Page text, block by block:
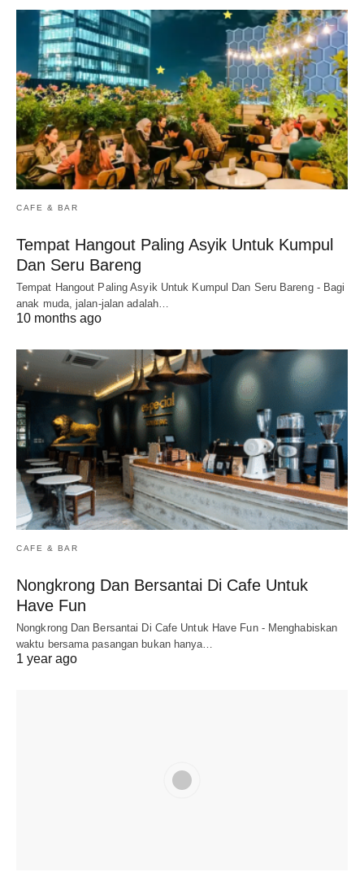
CAFE & BAR
Tempat Hangout Paling Asyik Untuk Kumpul
Dan Seru Bareng
Tempat Hangout Paling Asyik Untuk Kumpul Dan Seru Bareng - Bagi
anak muda, jalan-jalan adalah…
10 months ago
CAFE & BAR
Nongkrong Dan Bersantai Di Cafe Untuk
Have Fun
Nongkrong Dan Bersantai Di Cafe Untuk Have Fun - Menghabiskan
waktu bersama pasangan bukan hanya…
1 year ago